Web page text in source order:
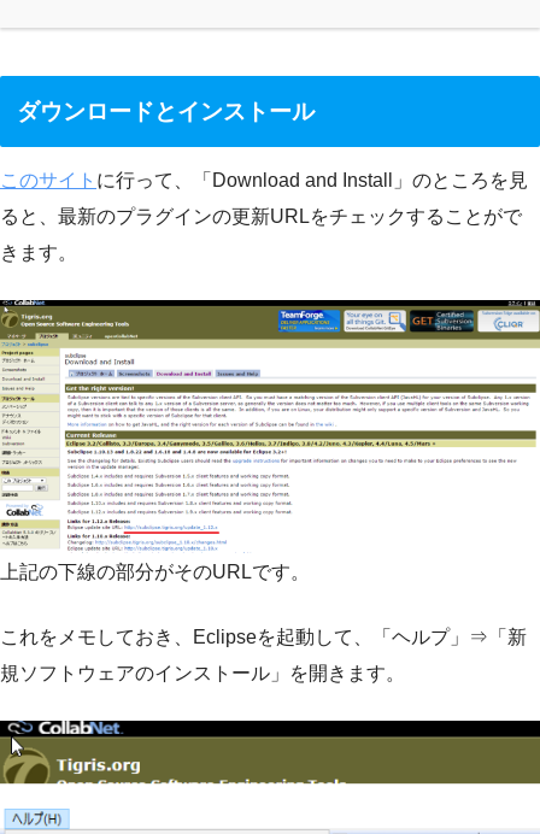
ダウンロードとインストール
このサイト に行って、「Download and Install」のところを見
ると、最新のプラグインの更新URLをチェックすることがで
きます。
上記の下線の部分がそのURLです。
これをメモしておき、Eclipseを起動して、「ヘルプ」⇒「新
規ソフトウェアのインストール」を開きます。